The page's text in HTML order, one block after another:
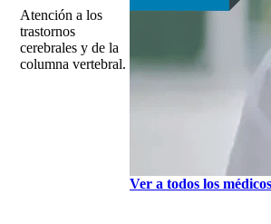
Atención a los
trastornos
cerebrales y de la
columna vertebral.
Ver a todos los médicos